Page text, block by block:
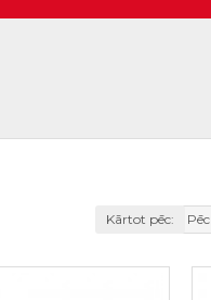
Kārtot pēc: